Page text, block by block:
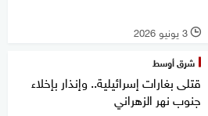
l 3 يونيو 2026
شرق أوسط
قتلى بغارات إسرائيلية.. وإنذار بإخلاء
جنوب نهر الزهراني